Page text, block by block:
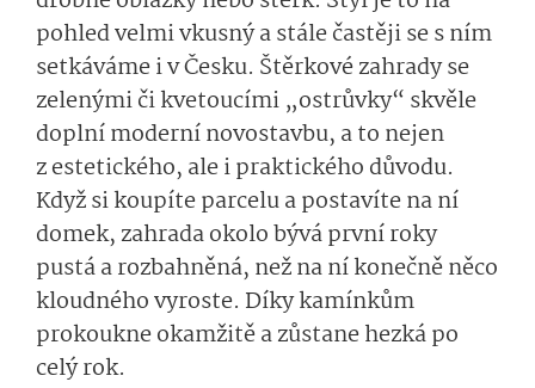
pohled velmi vkusný a stále častěji se s ním
setkáváme i v Česku. Štěrkové zahrady se
zelenými či kvetoucími „ostrůvky“ skvěle
doplní moderní novostavbu, a to nejen
z estetického, ale i praktického důvodu.
Když si koupíte parcelu a postavíte na ní
domek, zahrada okolo bývá první roky
pustá a rozbahněná, než na ní konečně něco
kloudného vyroste. Díky kamínkům
prokoukne okamžitě a zůstane hezká po
celý rok.